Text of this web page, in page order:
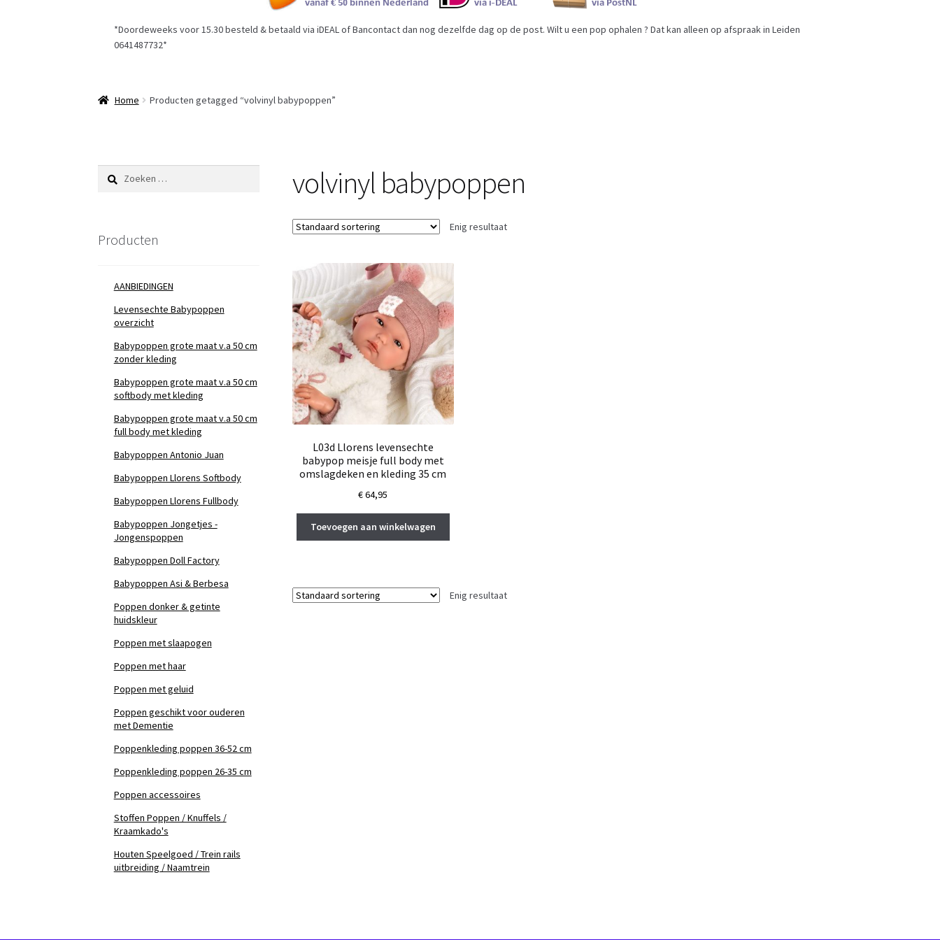
*Doordeweeks voor 15.30 besteld & betaald via iDEAL of Bancontact dan nog dezelfde dag op de post. Wilt u een pop ophalen ? Dat kan alleen op afspraak in Leiden
0641487732*
Home Producten getagged “volvinyl babypoppen”
volvinyl babypoppen
Enig resultaat
L03d Llorens levensechte
babypop meisje full body met
omslagdeken en kleding 35 cm
€64,95
Toevoegen aan winkelwagen
Enig resultaat
Zoeken
naar:
Producten
AANBIEDINGEN
Levensechte Babypoppen
overzicht
Babypoppen grote maat v.a 50 cm
zonder kleding
Babypoppen grote maat v.a 50 cm
softbody met kleding
Babypoppen grote maat v.a 50 cm
full body met kleding
Babypoppen Antonio Juan
Babypoppen Llorens Softbody
Babypoppen Llorens Fullbody
Babypoppen Jongetjes -
Jongenspoppen
Babypoppen Doll Factory
Babypoppen Asi & Berbesa
Poppen donker & getinte
huidskleur
Poppen met slaapogen
Poppen met haar
Poppen met geluid
Poppen geschikt voor ouderen
met Dementie
Poppenkleding poppen 36-52 cm
Poppenkleding poppen 26-35 cm
Poppen accessoires
Stoffen Poppen / Knuffels /
Kraamkado's
Houten Speelgoed / Trein rails
uitbreiding / Naamtrein